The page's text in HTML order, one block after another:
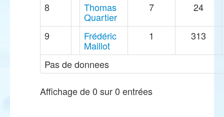
8 Thomas
Quartier
7 24
9 Frédéric
Maillot
1 313
Pas de donnees
Affichage de 0 sur 0 entrées